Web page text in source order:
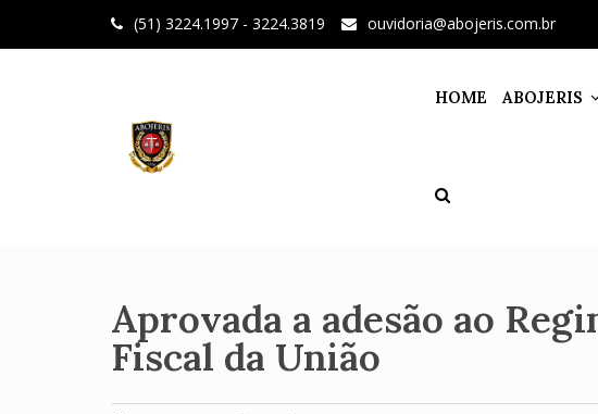
(51) 3224.1997 - 3224.3819 ouvidoria@abojeris.com.br
HOME ABOJERIS
Aprovada a adesão ao
Fiscal da União